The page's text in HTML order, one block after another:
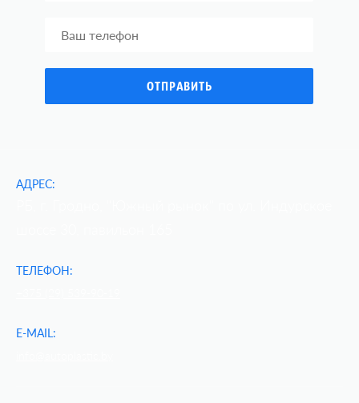
АДРЕС:
ТЕЛЕФОН:
E-MAIL: